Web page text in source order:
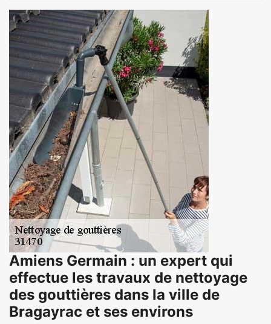
Amiens Germain : un expert qui
effectue les travaux de nettoyage
des gouttières dans la ville de
Bragayrac et ses environs